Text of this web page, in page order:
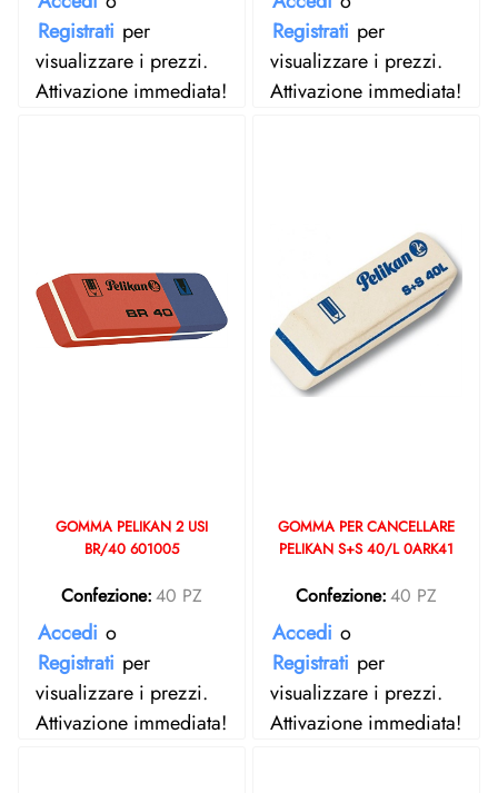
Registrati per
visualizzare i prezzi.
Attivazione immediata!
Registrati per
visualizzare i prezzi.
Attivazione immediata!
GOMMA PELIKAN 2 USI
BR/40 601005
Confezione:40 PZ
Accedi o
Registrati per
visualizzare i prezzi.
Attivazione immediata!
GOMMA PER CANCELLARE
PELIKAN S+S 40/L 0ARK41
Confezione:40 PZ
Accedi o
Registrati per
visualizzare i prezzi.
Attivazione immediata!